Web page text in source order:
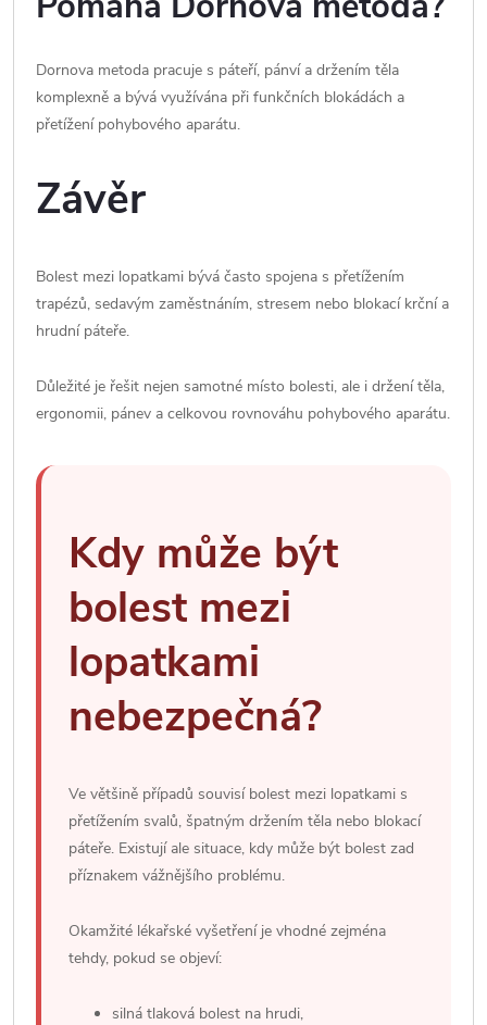
Dornova metoda pracuje s páteří, pánví a držením těla
komplexně a bývá využívána při funkčních blokádách a
přetížení pohybového aparátu.
Závěr
Bolest mezi lopatkami bývá často spojena s přetížením
trapézů, sedavým zaměstnáním, stresem nebo blokací krční a
hrudní páteře.
Důležité je řešit nejen samotné místo bolesti, ale i držení těla,
ergonomii, pánev a celkovou rovnováhu pohybového aparátu.
Kdy může být
bolest mezi
lopatkami
nebezpečná?
Ve většině případů souvisí bolest mezi lopatkami s
přetížením svalů, špatným držením těla nebo blokací
páteře. Existují ale situace, kdy může být bolest zad
příznakem vážnějšího problému.
Okamžité lékařské vyšetření je vhodné zejména
tehdy, pokud se objeví:
silná tlaková bolest na hrudi,